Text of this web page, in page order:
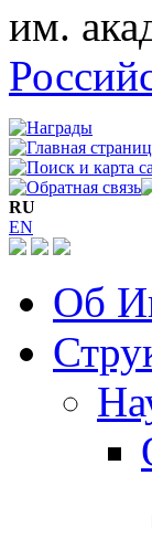
им.
RU
EN
Об